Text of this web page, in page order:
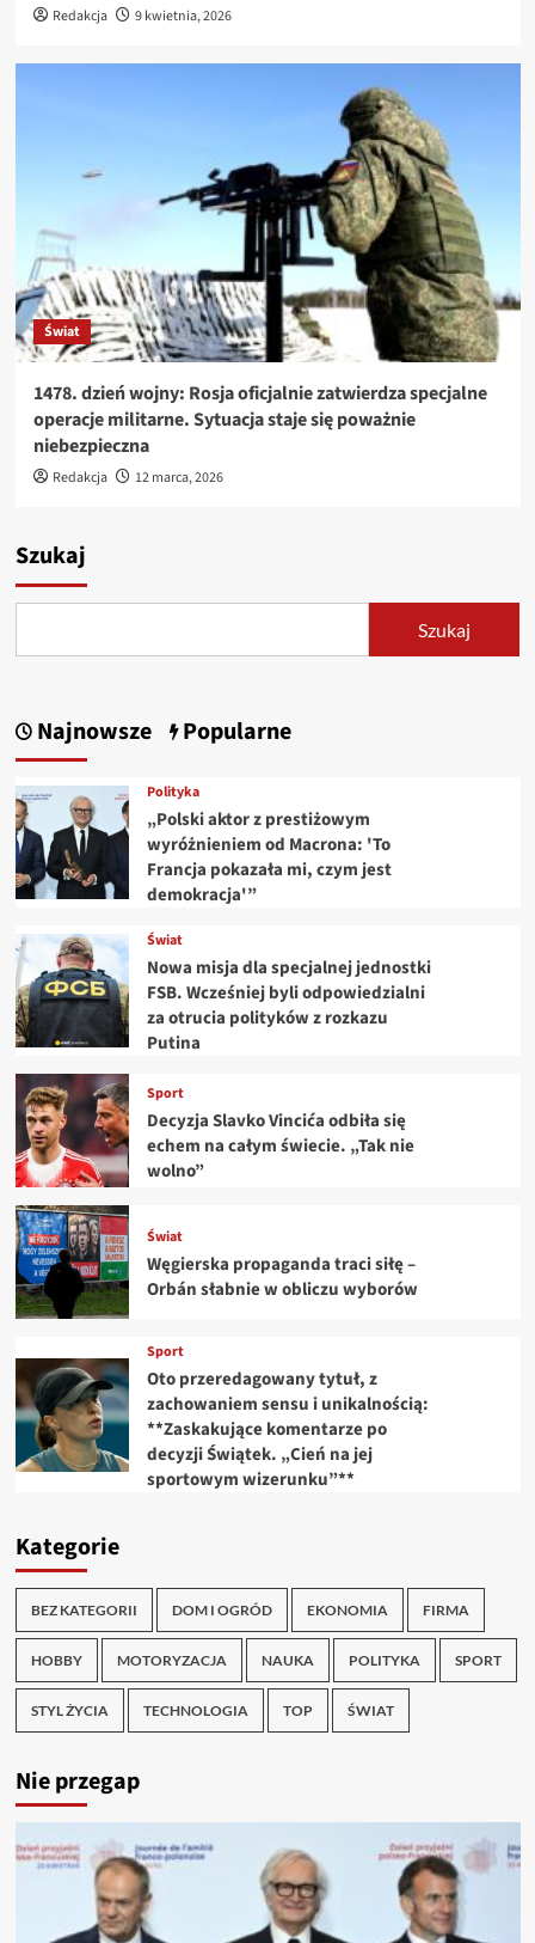
Redakcja 9 kwietnia, 2026
Świat
1478. dzień wojny: Rosja oficjalnie zatwierdza specjalne
operacje militarne. Sytuacja staje się poważnie
niebezpieczna
Redakcja 12 marca, 2026
Szukaj
Szukaj
Najnowsze Popularne
Polityka
„Polski aktor z prestiżowym
wyróżnieniem od Macrona: 'To
Francja pokazała mi, czym jest
demokracja'”
Świat
Nowa misja dla specjalnej jednostki
FSB. Wcześniej byli odpowiedzialni
za otrucia polityków z rozkazu
Putina
Sport
Decyzja Slavko Vincića odbiła się
echem na całym świecie. „Tak nie
wolno”
Świat
Węgierska propaganda traci siłę –
Orbán słabnie w obliczu wyborów
Sport
Oto przeredagowany tytuł, z
zachowaniem sensu i unikalnością:
**Zaskakujące komentarze po
decyzji Świątek. „Cień na jej
sportowym wizerunku”**
Kategorie
BEZ KATEGORII DOM I OGRÓD EKONOMIA FIRMA
HOBBY MOTORYZACJA NAUKA POLITYKA SPORT
STYL ŻYCIA TECHNOLOGIA TOP ŚWIAT
Nie przegap